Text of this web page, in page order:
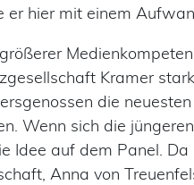
er hier mit einem
Kramer
die
Wenn sich die
Idee auf dem Panel.
Anna von